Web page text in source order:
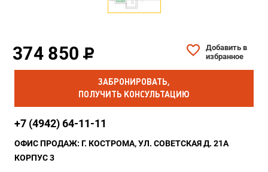
374 850
Добавить в
избранное
ЗАБРОНИРОВАТЬ,
ПОЛУЧИТЬ КОНСУЛЬТАЦИЮ
+7 (4942) 64-11-11
ОФИС ПРОДАЖ: Г. КОСТРОМА, УЛ. СОВЕТСКАЯ Д. 21А
КОРПУС 3